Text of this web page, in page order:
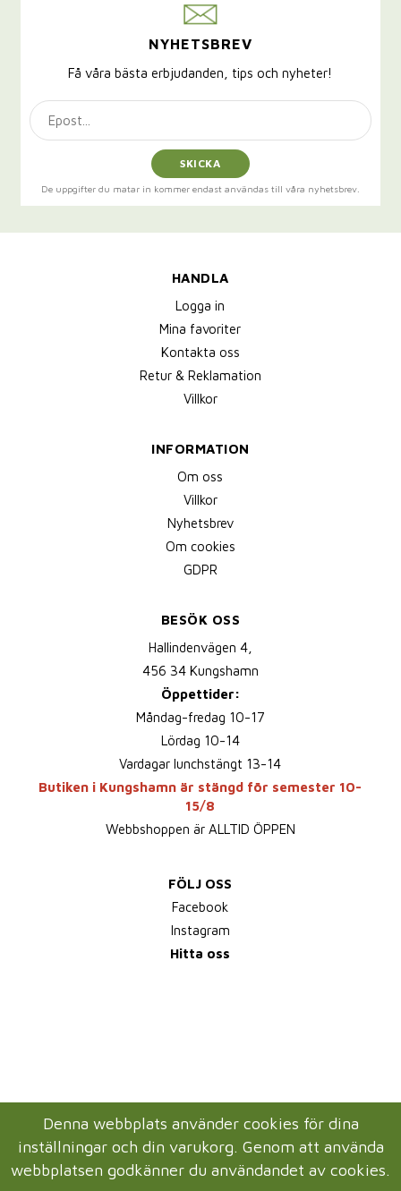
NYHETSBREV
Få våra bästa erbjudanden, tips och nyheter!
SKICKA
De uppgifter du matar in kommer endast användas till våra nyhetsbrev.
HANDLA
Logga in
Mina favoriter
Kontakta oss
Retur & Reklamation
Villkor
INFORMATION
Om oss
Villkor
Nyhetsbrev
Om cookies
GDPR
BESÖK OSS
Hallindenvägen 4,
456 34 Kungshamn
Öppettider:
Måndag-fredag 10-17
Lördag 10-14
Vardagar lunchstängt 13-14
Butiken i Kungshamn är stängd för semester 10-
15/8
Webbshoppen är ALLTID ÖPPEN
FÖLJ OSS
Facebook
Instagram
Hitta oss
Denna webbplats använder cookies för dina
inställningar och din varukorg. Genom att använda
webbplatsen godkänner du användandet av cookies.